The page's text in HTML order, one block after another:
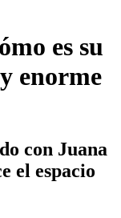
es su
enorme
con Juana
el espacio